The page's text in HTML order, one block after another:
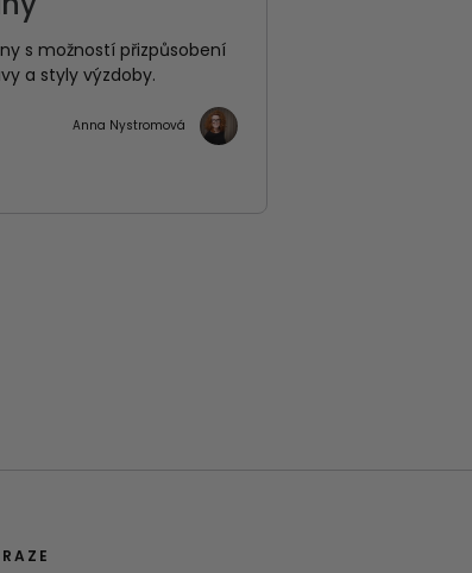
s možností přizpůsobení
a styly výzdoby.
Anna Nystromová